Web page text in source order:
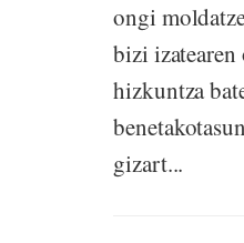
ongi
bizi izatearen
hizkuntza
gizart...